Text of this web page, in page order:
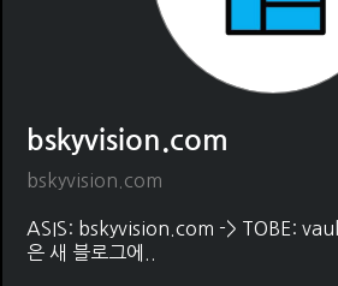
bskyvision.com
bskyvision.com
ASIS: bskyvision.com -> TOBE:
은 새 블로그에..